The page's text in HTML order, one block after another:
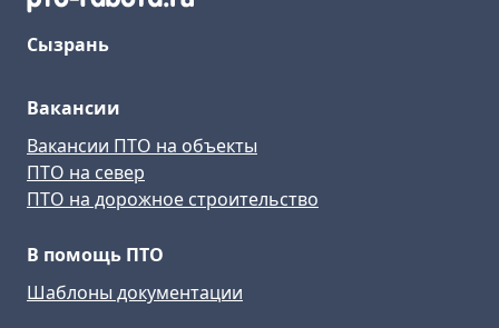
Сызрань
Вакансии
Вакансии ПТО на объекты
ПТО на север
ПТО на дорожное строительство
В помощь ПТО
Шаблоны документации